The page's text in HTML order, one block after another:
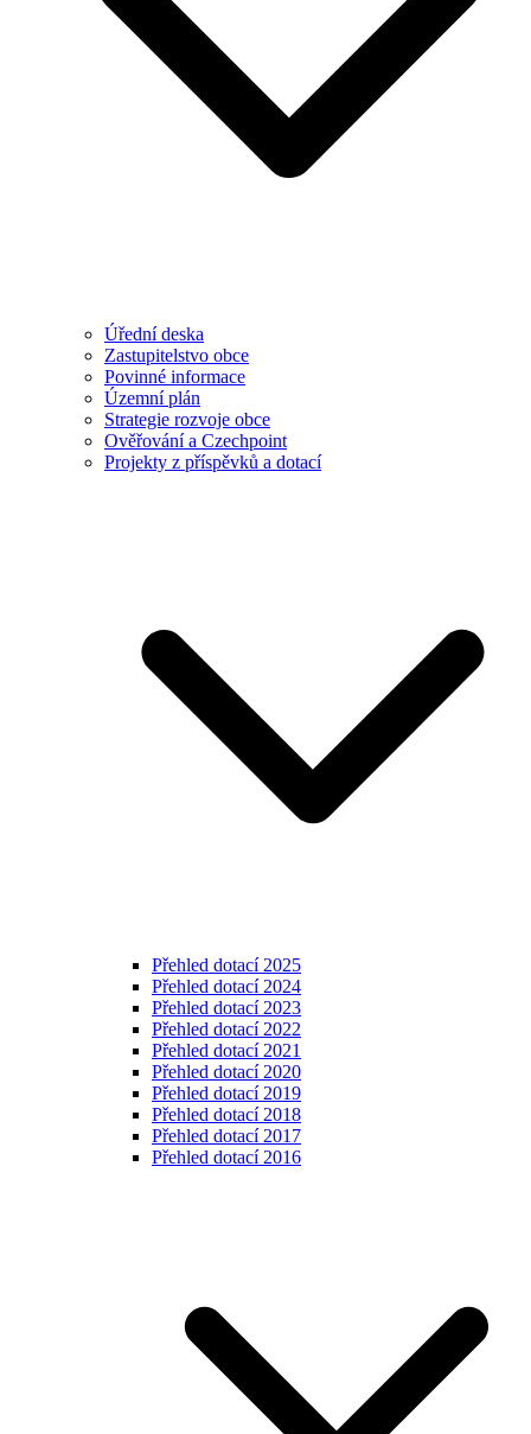
Úřední deska
Zastupitelstvo obce
Povinné informace
Územní plán
Strategie rozvoje obce
Ověřování a Czechpoint
Projekty z příspěvků a dotací
Přehled dotací 2025
Přehled dotací 2024
Přehled dotací 2023
Přehled dotací 2022
Přehled dotací 2021
Přehled dotací 2020
Přehled dotací 2019
Přehled dotací 2018
Přehled dotací 2017
Přehled dotací 2016